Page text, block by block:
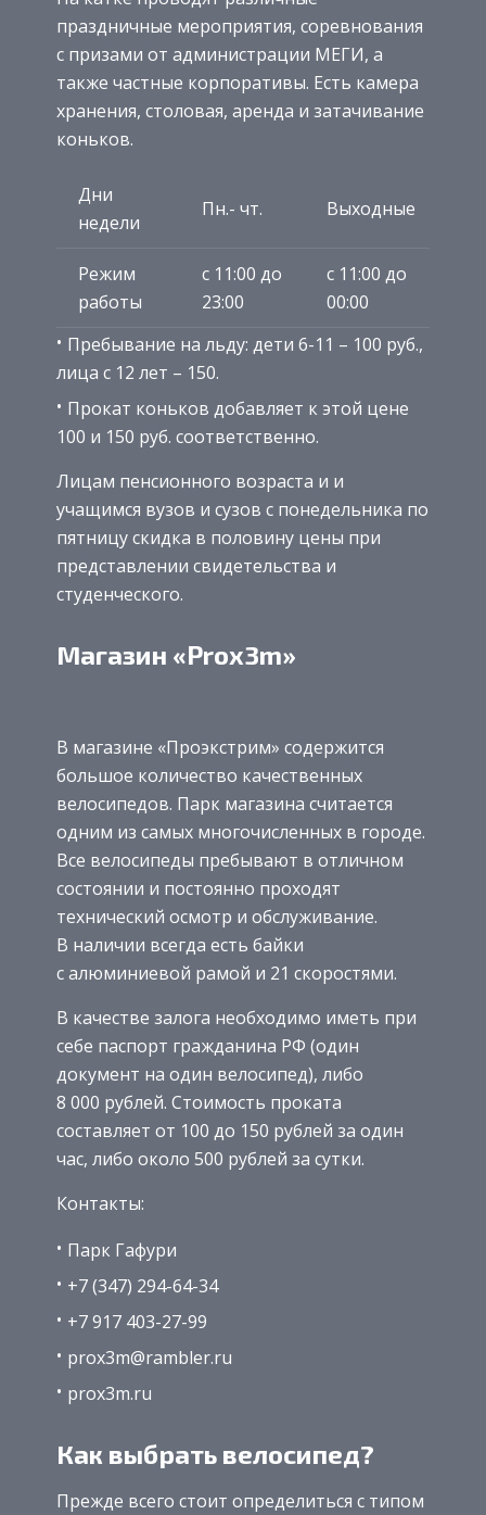
праздничные мероприятия, соревнования
с призами от администрации МЕГИ, а
также частные корпоративы. Есть камера
хранения, столовая, аренда и затачивание
коньков.
Дни
недели
Пн.- чт. Выходные
Режим
работы
с 11:00 до
23:00
с 11:00 до
00:00
Пребывание на льду: дети 6-11 – 100 руб.,
лица с 12 лет – 150.
Прокат коньков добавляет к этой цене
100 и 150 руб. соответственно.
Лицам пенсионного возраста и и
учащимся вузов и сузов с понедельника по
пятницу скидка в половину цены при
представлении свидетельства и
студенческого.
Магазин «Prox3m»
В магазине «Проэкстрим» содержится
большое количество качественных
велосипедов. Парк магазина считается
одним из самых многочисленных в городе.
Все велосипеды пребывают в отличном
состоянии и постоянно проходят
технический осмотр и обслуживание.
В наличии всегда есть байки
с алюминиевой рамой и 21 скоростями.
В качестве залога необходимо иметь при
себе паспорт гражданина РФ (один
документ на один велосипед), либо
8 000 рублей. Стоимость проката
составляет от 100 до 150 рублей за один
час, либо около 500 рублей за сутки.
Контакты:
Парк Гафури
+7 (347) 294-64-34
+7 917 403-27-99
prox3m@rambler.ru
prox3m.ru
Как выбрать велосипед?
Прежде всего стоит определиться с типом